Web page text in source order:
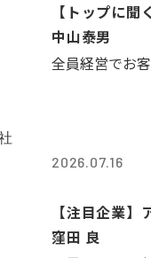
【トップに
中山泰男
全員経営でお
2026.07.16
【注目企業
窪田 良